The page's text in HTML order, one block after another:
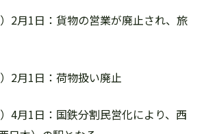
2月1日：貨物の営業が廃止され、旅
2月1日：荷物扱い廃止
4月1日：国鉄分割民営化により、西